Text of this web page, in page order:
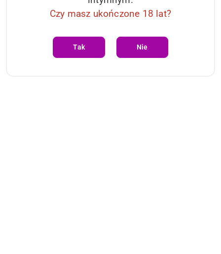
Czy masz ukończone 18 lat?
Tak Nie